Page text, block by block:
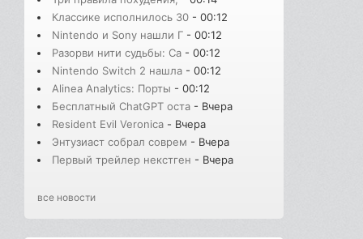
Классике исполнилось 30 - 00:12
Nintendo и Sony нашли Г - 00:12
Разорви нити судьбы: Сa - 00:12
Nintendo Switch 2 нашла - 00:12
Alinea Analytics: Порты - 00:12
Бесплатный ChatGPT оста - Вчера
Resident Evil Veronica - Вчера
Энтузиаст собрал соврем - Вчера
Первый трейлер некстген - Вчера
все новости